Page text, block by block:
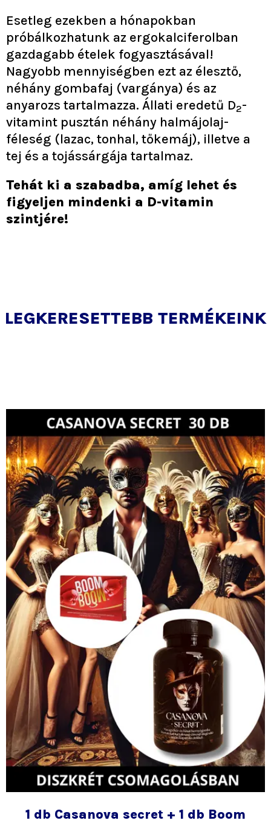
Esetleg ezekben a hónapokban
próbálkozhatunk az ergokalciferolban
gazdagabb ételek fogyasztásával!
Nagyobb mennyiségben ezt az élesztő,
néhány gombafaj (vargánya) és az
anyarozs tartalmazza. Állati eredetű D2-
vitamint pusztán néhány halmájolaj-
féleség (lazac, tonhal, tőkemáj), illetve a
tej és a tojássárgája tartalmaz.
Tehát ki a szabadba, amíg lehet és
figyeljen mindenki a D-vitamin
szintjére!
LEGKERESETTEBB TERMÉKEINK
1 db Casanova secret + 1 db Boom
Ár:
21
300 Ft.
Akciós
ár:
21
000 Ft.